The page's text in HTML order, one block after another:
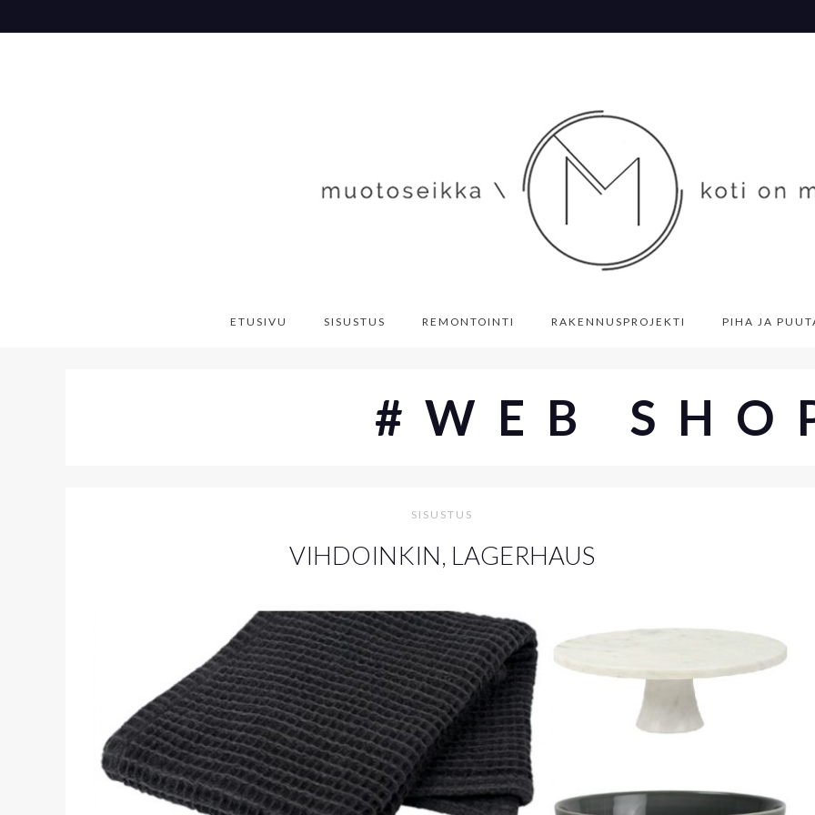
to
ETUSIVU SISUSTUS REMONTOINTI RAKENNUSPROJEKTI PIHA JA
#WEB
SISUSTUS
VIHDOINKIN, LAGERHAUS